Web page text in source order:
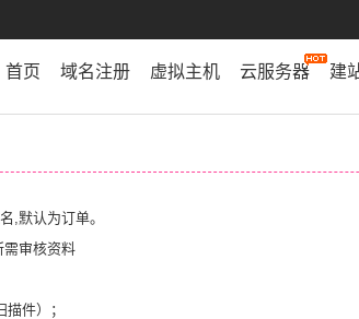
首页 域名注册 虚拟主机 云服务器 建
,默认为订单。
需审核资料
件）；